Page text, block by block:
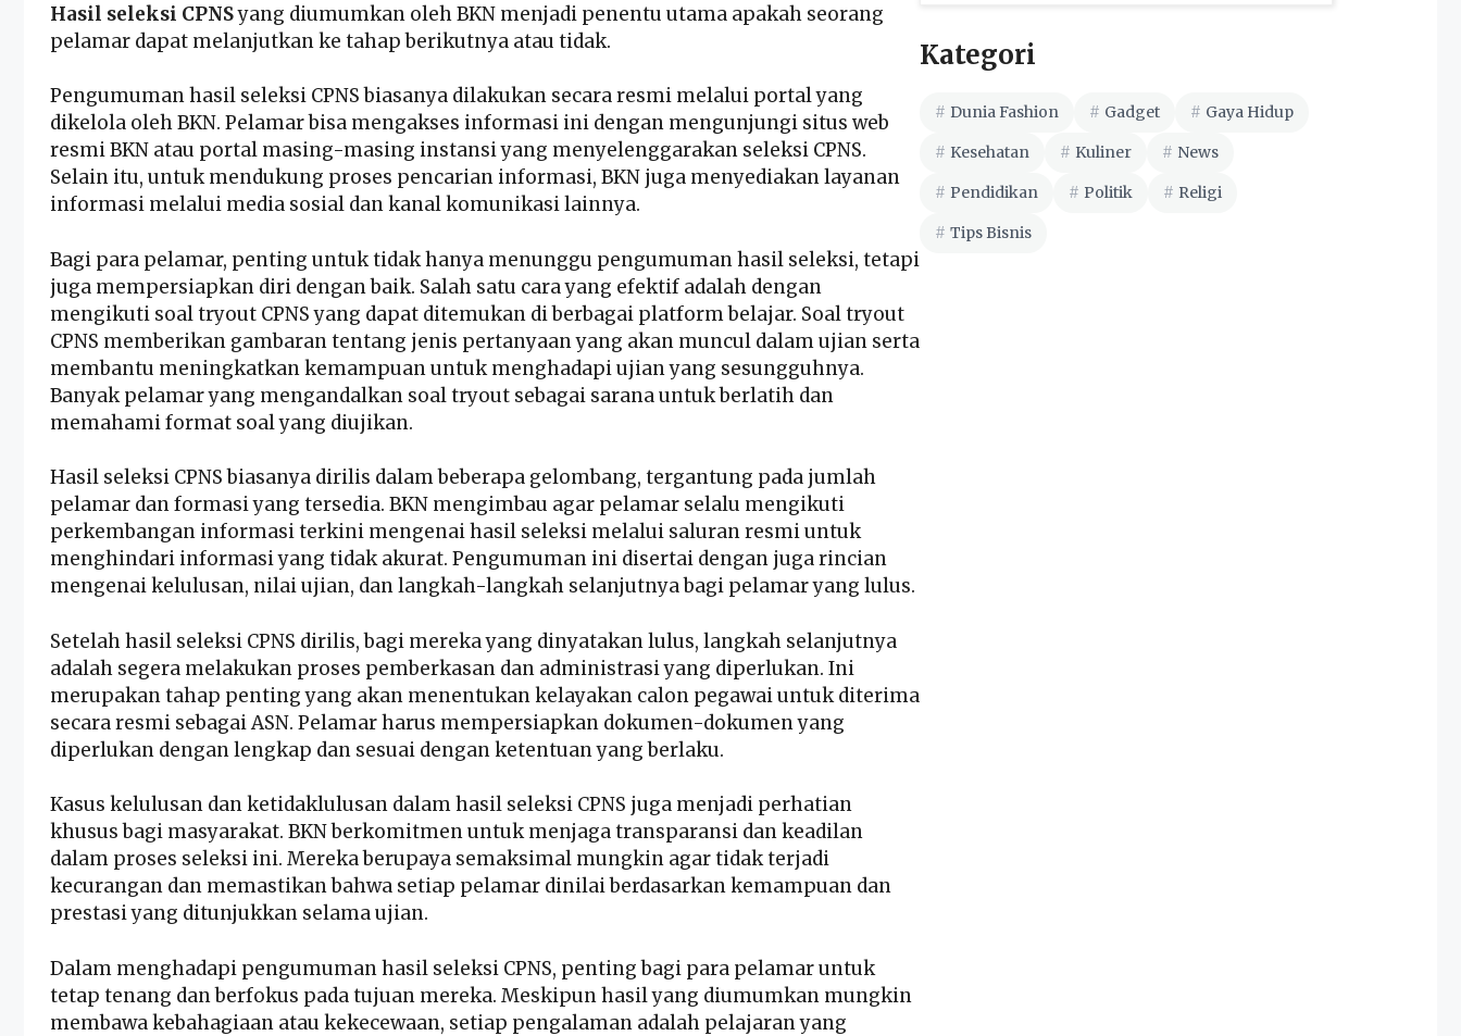
Hasil seleksi CPNSyang diumumkan oleh BKN menjadi penentu utama apakah seorang
pelamar dapat melanjutkan ke tahap berikutnya atau tidak.
Pengumuman hasil seleksi CPNS biasanya dilakukan secara resmi melalui portal yang
dikelola oleh BKN. Pelamar bisa mengakses informasi ini dengan mengunjungi situs web
resmi BKN atau portal masing-masing instansi yang menyelenggarakan seleksi CPNS.
Selain itu, untuk mendukung proses pencarian informasi, BKN juga menyediakan layanan
informasi melalui media sosial dan kanal komunikasi lainnya.
Bagi para pelamar, penting untuk tidak hanya menunggu pengumuman hasil seleksi, tetapi
juga mempersiapkan diri dengan baik. Salah satu cara yang efektif adalah dengan
mengikuti soal tryout CPNS yang dapat ditemukan di berbagai platform belajar. Soal tryout
CPNS memberikan gambaran tentang jenis pertanyaan yang akan muncul dalam ujian serta
membantu meningkatkan kemampuan untuk menghadapi ujian yang sesungguhnya.
Banyak pelamar yang mengandalkan soal tryout sebagai sarana untuk berlatih dan
memahami format soal yang diujikan.
Hasil seleksi CPNS biasanya dirilis dalam beberapa gelombang, tergantung pada jumlah
pelamar dan formasi yang tersedia. BKN mengimbau agar pelamar selalu mengikuti
perkembangan informasi terkini mengenai hasil seleksi melalui saluran resmi untuk
menghindari informasi yang tidak akurat. Pengumuman ini disertai dengan juga rincian
mengenai kelulusan, nilai ujian, dan langkah-langkah selanjutnya bagi pelamar yang lulus.
Setelah hasil seleksi CPNS dirilis, bagi mereka yang dinyatakan lulus, langkah selanjutnya
adalah segera melakukan proses pemberkasan dan administrasi yang diperlukan. Ini
merupakan tahap penting yang akan menentukan kelayakan calon pegawai untuk diterima
secara resmi sebagai ASN. Pelamar harus mempersiapkan dokumen-dokumen yang
diperlukan dengan lengkap dan sesuai dengan ketentuan yang berlaku.
Kasus kelulusan dan ketidaklulusan dalam hasil seleksi CPNS juga menjadi perhatian
khusus bagi masyarakat. BKN berkomitmen untuk menjaga transparansi dan keadilan
dalam proses seleksi ini. Mereka berupaya semaksimal mungkin agar tidak terjadi
kecurangan dan memastikan bahwa setiap pelamar dinilai berdasarkan kemampuan dan
prestasi yang ditunjukkan selama ujian.
Dalam menghadapi pengumuman hasil seleksi CPNS, penting bagi para pelamar untuk
tetap tenang dan berfokus pada tujuan mereka. Meskipun hasil yang diumumkan mungkin
membawa kebahagiaan atau kekecewaan, setiap pengalaman adalah pelajaran yang
Kategori
Dunia Fashion Gadget Gaya Hidup
Kesehatan Kuliner News
Pendidikan Politik Religi
Tips Bisnis